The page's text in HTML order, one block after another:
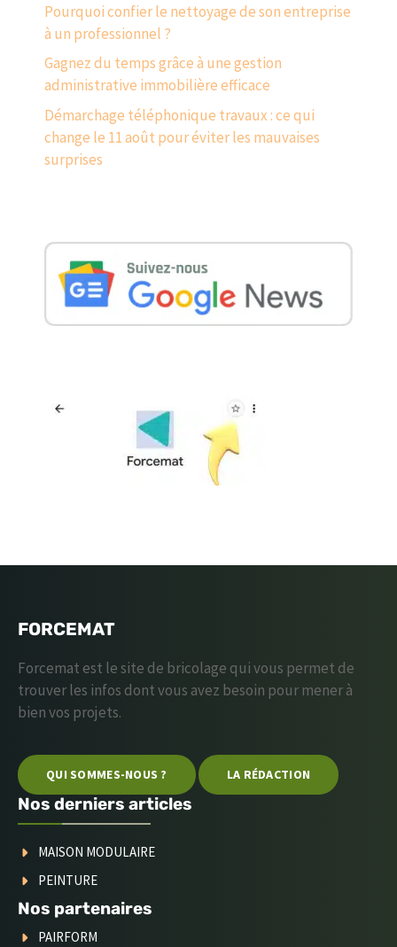
Pourquoi confier le nettoyage de son entreprise
à un professionnel ?
Gagnez du temps grâce à une gestion
administrative immobilière efficace
Démarchage téléphonique travaux : ce qui
change le 11 août pour éviter les mauvaises
surprises
FORCEMAT
Forcemat est le site de bricolage qui vous permet de
trouver les infos dont vous avez besoin pour mener à
bien vos projets.
QUI SOMMES-NOUS ? LA RÉDACTION
Nos derniers articles
MAISON MODULAIRE
PEINTURE
Nos partenaires
PAIRFORM